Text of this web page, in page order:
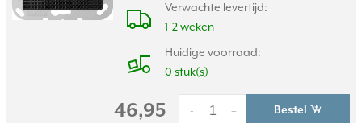
Verwachte levertijd:
1-2 weken
Huidige voorraad:
0 stuk(s)
46,95 +
- Bestel